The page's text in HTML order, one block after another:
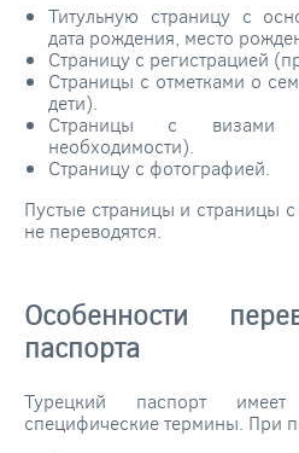
Титульную страницу с
дата рождения, место
Страницу с регистрацией
Страницы с отметками о
дети).
Страницы с
необходимости).
Страницу с фотографией.
Пустые страницы и страницы
не переводятся.
Особенности
паспорта
Турецкий паспорт
специфические термины. При